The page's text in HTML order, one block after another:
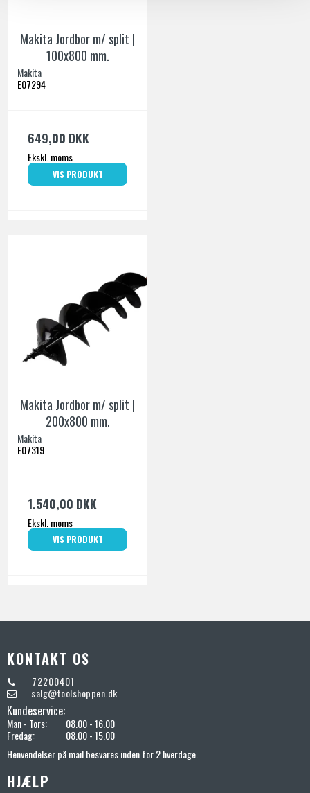
Makita Jordbor m/ split |
100x800 mm.
Makita
E07294
649,00 DKK
Ekskl. moms
VIS PRODUKT
Makita Jordbor m/ split |
200x800 mm.
Makita
E07319
1.540,00 DKK
Ekskl. moms
VIS PRODUKT
KONTAKT OS
72200401
salg@toolshoppen.dk
Kundeservice:
Man - Tors:
08.00 - 16.00
Fredag:
08.00 - 15.00
Henvendelser på mail besvares inden for 2 hverdage.
HJÆLP